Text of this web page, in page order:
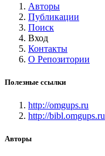
Авторы
Публикации
Поиск
Вход
Контакты
О Репозитории
Полезные ссылки
http://omgups.ru
http://bibl.omgups.ru
Авторы